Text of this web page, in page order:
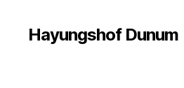
Hayungshof Dunum